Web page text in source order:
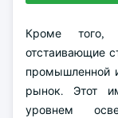
Кроме того,
отстаивающие
промышленной
рынок. Этот
уровнем